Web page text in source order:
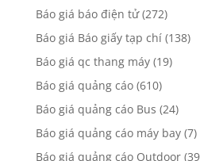
Báo giá báo điện tử(272)
Báo giá Báo giấy tạp chí(138)
Báo giá qc thang máy(19)
Báo giá quảng cáo(610)
Báo giá quảng cáo Bus (24)
Báo giá quảng cáo máy bay(7)
Báo giá quảng cáo Outdoor